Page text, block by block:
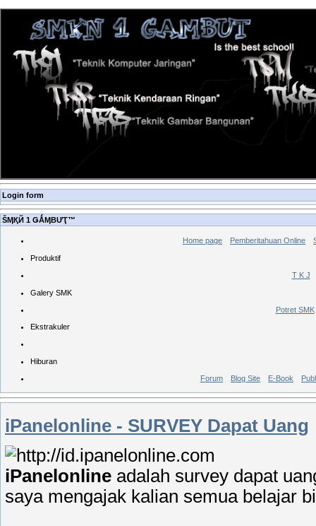
Login form
ŠӍҚЙ 1 ǤǺӍBƯҬ™
Home page Pemberitahuan Online
Produktif
T K J
Galery SMK
Potret SMK
Ekstrakuler
Hiburan
Forum
Blog Site E-Book
iPanelonline - SURVEY Dapat Uang
iPanelonline adalah survey dapat
saya mengajak kalian semua belajar